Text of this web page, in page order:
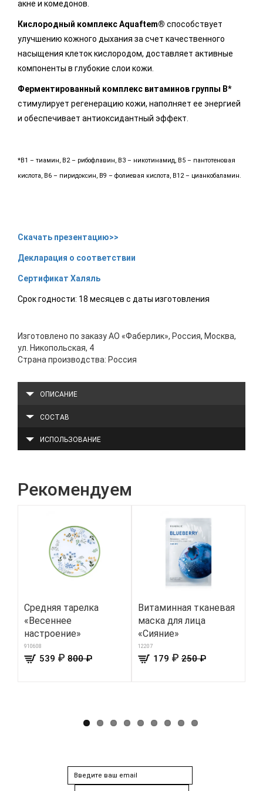
акне и комедонов.
Кислородный комплекс Aquaftem® способствует
улучшению кожного дыхания за счет качественного
насыщения клеток кислородом, доставляет активные
компоненты в глубокие слои кожи.
Ферментированный комплекс витаминов группы B*
стимулирует регенерацию кожи, наполняет ее энергией
и обеспечивает антиоксидантный эффект.
*B1 – тиамин, B2 – рибофлавин, B3 – никотинамид, B5 – пантотеновая
кислота, B6 – пиридоксин, B9 – фолиевая кислота, B12 – цианкобаламин.
Скачать презентацию>>
Декларация о соответствии
Сертификат Халяль
Срок годности: 18 месяцев с даты изготовления
Изготовлено по заказу АО «Фаберлик», Россия, Москва,
ул. Никопольская, 4
Страна производства: Россия
ОПИСАНИЕ
СОСТАВ
ИСПОЛЬЗОВАНИЕ
Рекомендуем
Средняя тарелка
«Весеннее
настроение»
910608
539 ₽ 800 ₽
Витаминная тканевая
маска для лица
«Сияние»
12207
179 ₽ 250 ₽